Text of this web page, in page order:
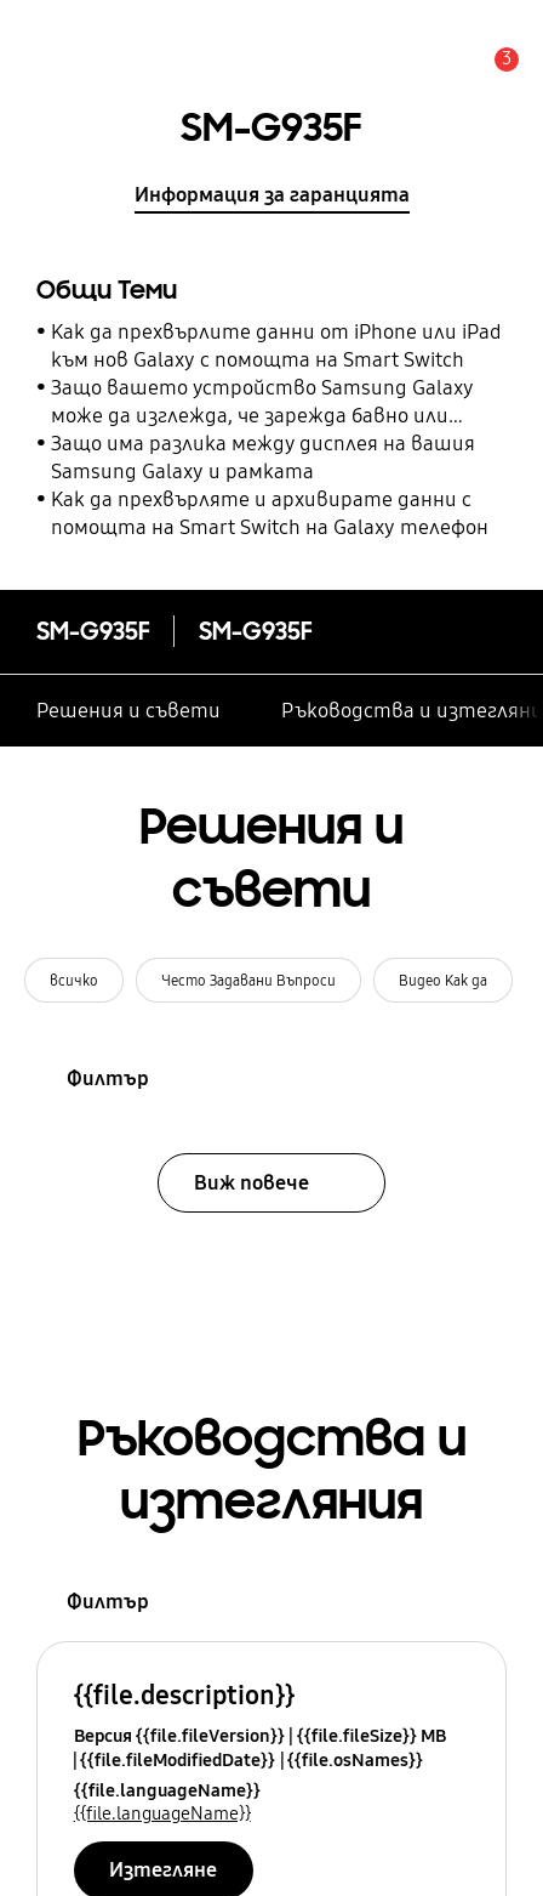
3
SM-G935F
Информация за гаранцията
Общи Теми
Как да прехвърлите данни от iPhone или iPad
към нов Galaxy с помощта на Smart Switch
Защо вашето устройство Samsung Galaxy
може да изглежда, че зарежда бавно или
изобщо не зарежда
Защо има разлика между дисплея на вашия
Samsung Galaxy и рамката
Как да прехвърляте и архивирате данни с
помощта на Smart Switch на Galaxy телефон
SM-G935F SM-G935F
Решения и съвети Ръководства и
Решения и
съвети
всичко Често Задавани Въпроси Видео Как да
Филтър
Виж повече
Ръководства и
изтегляния
Филтър
{{file.description}}
Версия {{file.fileVersion}} {{file.fileSize}} MB
{{file.fileModifiedDate}} {{file.osNames}}
{{file.languageName}}
{{file.languageName}}
Изтегляне